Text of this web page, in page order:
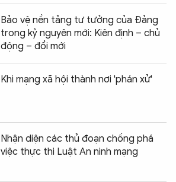
Bảo vệ nền tảng tư tưởng của Đảng
trong kỷ nguyên mới: Kiên định – chủ
động – đổi mới
Khi mạng xã hội thành nơi 'phán xử'
Nhận diện các thủ đoạn chống phá
việc thực thi Luật An ninh mạng